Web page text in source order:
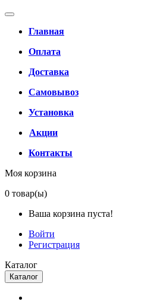
Главная
Оплата
Доставка
Самовывоз
Установка
Акции
Контакты
Моя корзина
0 товар(ы)
Ваша корзина пуста!
Войти
Регистрация
Каталог
Каталог